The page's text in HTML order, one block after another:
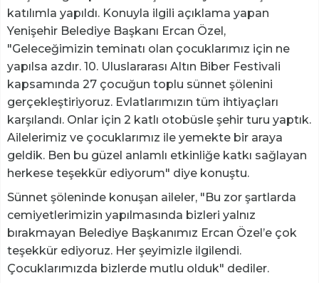
katılımla yapıldı. Konuyla ilgili açıklama yapan
Yenişehir Belediye Başkanı Ercan Özel,
"Geleceğimizin teminatı olan çocuklarımız için ne
yapılsa azdır. 10. Uluslararası Altın Biber Festivali
kapsamında 27 çocuğun toplu sünnet şölenini
gerçekleştiriyoruz. Evlatlarımızın tüm ihtiyaçları
karşılandı. Onlar için 2 katlı otobüsle şehir turu yaptık.
Ailelerimiz ve çocuklarımız ile yemekte bir araya
geldik. Ben bu güzel anlamlı etkinliğe katkı sağlayan
herkese teşekkür ediyorum" diye konuştu.
Sünnet şöleninde konuşan aileler, "Bu zor şartlarda
cemiyetlerimizin yapılmasında bizleri yalnız
bırakmayan Belediye Başkanımız Ercan Özel’e çok
teşekkür ediyoruz. Her şeyimizle ilgilendi.
Çocuklarımızda bizlerde mutlu olduk" dediler.